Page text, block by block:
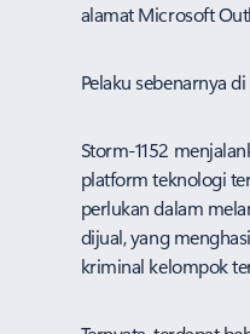
alamat Microsoft
Pelaku sebenarnya
Storm-1152
platform teknologi
perlukan dalam
dijual, yang
kriminal kelompok